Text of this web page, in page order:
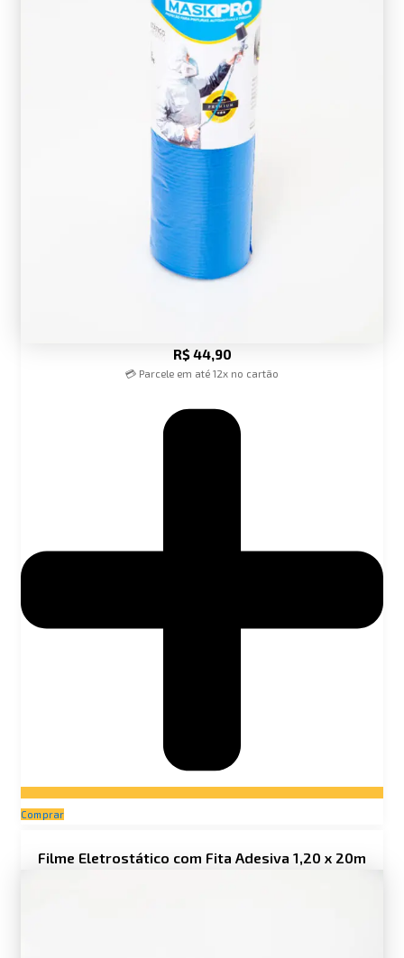
R$44,90
💳 Parcele em até 12x no cartão
Comprar
Filme Eletrostático com Fita Adesiva 1,20 x 20m